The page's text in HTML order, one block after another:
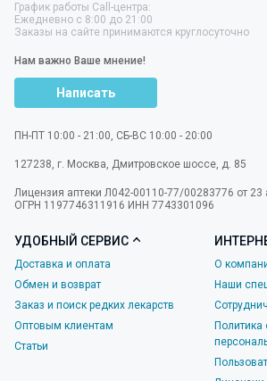
График работы Call-центра:
Ежедневно с 8:00 до 21:00
Заказы на сайте принимаются круглосуточно
Нам важно Ваше мнение!
Написать
ПН-ПТ 10:00 - 21:00, СБ-ВС 10:00 - 20:00
127238, г. Москва, Дмитровское шоссе, д. 85
Лицензия аптеки Л042-00110-77/00283776 от 23
ОГРН 1197746311916 ИНН 7743301096
УДОБНЫЙ СЕРВИС
Доставка и оплата
Обмен и возврат
Заказ и поиск редких лекарств
Оптовым клиентам
Статьи
О
Наши
Политика